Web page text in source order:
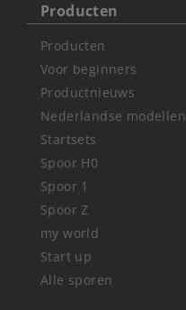
Producten
Producten
Voor beginners
Productnieuws
Nederlandse modellen
Startsets
Spoor H0
Spoor 1
Spoor Z
my world
Start up
Alle sporen